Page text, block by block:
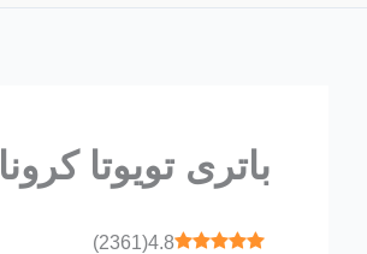
باتری تویوتا کرونا
4.8
(
2361
)